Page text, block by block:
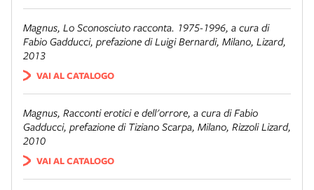
Magnus, Lo Sconosciuto racconta. 1975-1996, a cura di
Fabio Gadducci, prefazione di Luigi Bernardi, Milano, Lizard,
2013
VAI AL CATALOGO
Magnus, Racconti erotici e dell'orrore, a cura di Fabio
Gadducci, prefazione di Tiziano Scarpa, Milano, Rizzoli Lizard,
2010
VAI AL CATALOGO